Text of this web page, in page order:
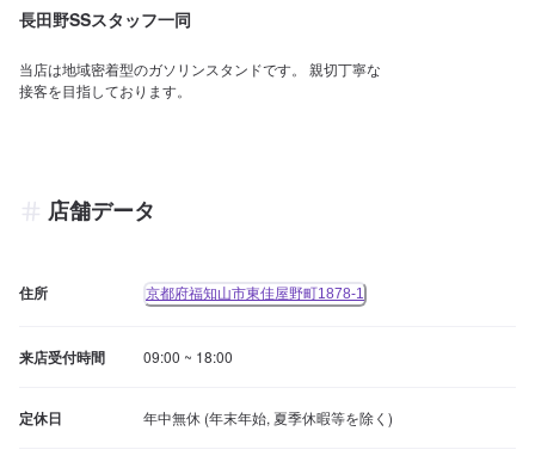
長田野SSスタッフ一同
当店は地域密着型のガソリンスタンドです。 親切丁寧な
接客を目指しております。
店舗データ
住所 京都府福知山市東佳屋野町1878-1
来店受付時間 09:00 ~ 18:00
定休日 年中無休 (年末年始, 夏季休暇等を除く)